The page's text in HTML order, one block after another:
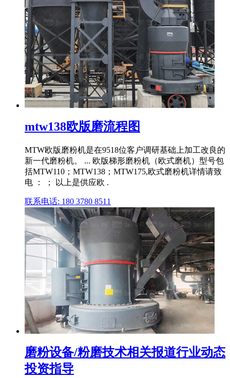
mtw138欧版磨流程图
MTW欧版磨粉机是在9518位客户调研基础上加工改良的
新一代磨粉机。 ... 欧版梯形磨粉机（欧式磨机）型号包
括MTW110；MTW138；MTW175,欧式磨粉机详情请致
电 ： ； 以上是供应欧 .
联系电话: 180 3780 8511
磨粉设备/粉磨技术相关报道行业动态
投资指导